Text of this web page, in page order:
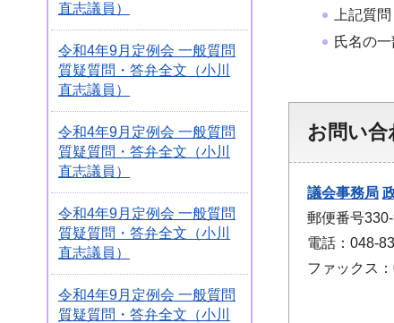
直志議員）
令和4年9月定例会 一般質問
質疑質問・答弁全文（小川
直志議員）
令和4年9月定例会 一般質問
質疑質問・答弁全文（小川
直志議員）
令和4年9月定例会 一般質問
質疑質問・答弁全文（小川
直志議員）
令和4年9月定例会 一般質問
質疑質問・答弁全文（小川
上記質
氏名の
お問い合
議会事務局
郵便番号
電話：048-
ファックス